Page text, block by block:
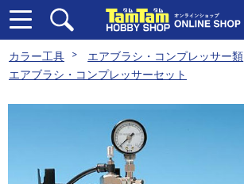
カラー工具
エアブラシ・コンプレッサー類
エアブラシ・コンプレッサーセット